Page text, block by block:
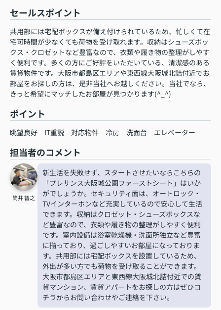
セールスポイント
共用部には宅配ボックスが備え付けられているため、忙しくて在
宅可時間が少なくても荷物を受け取れます。収納はシューズボッ
クス・クロゼットなど豊富なので、衣類や履き物の整理がしやす
く便利です。多くの方にご好評をいただいている、清潔感のある
賃貸物件です。大阪市都島区エリアや東西線大阪城北詰付近でお
部屋をお探しの方は、是非当社へお越しください。当社でなら、
きっと希望にマッチしたお部屋が見つかります(^_^)
ポイント
眺望良好 IT重説 対応物件 冷房 洗面台 エレベーター
担当者のコメント
筒井 智之
新生活を失敗せず、スタートさせたいならこちらの
「プレサンス大阪城公園ファーストシート」はいか
がでしょうか。セキュリティ面は、オートロック・
TVインターホンなど充実しているので安心して生活
できます。収納はクロゼット・シューズボックスな
ど豊富なので、衣類や履き物の整理がしやすく便利
です。室内設備は浴室乾燥機・洗面所独立など豊富
に揃っており、過ごしやすいお部屋になっておりま
す。共用部には宅配ボックスを設置しているため、
外出が多い方でも荷物を受け取ることができます。
大阪市都島区エリアと東西線大阪城北詰付近での賃
貸マンション、賃貸アパートをお探しの方はぜひコ
チラからお問い合わせやご連絡を下さい。